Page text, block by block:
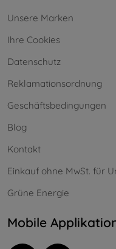
Unsere Marken
Ihre Cookies
Datenschutz
Reklamationsordnung
Geschäftsbedingungen
Blog
Kontakt
Einkauf ohne MwSt. für
Grüne Energie
Mobile